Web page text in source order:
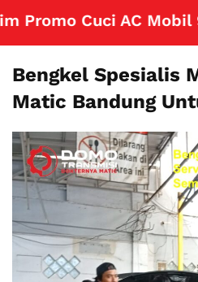
Cuci AC Mobil 99
Bengkel Spesialis
Matic Bandung